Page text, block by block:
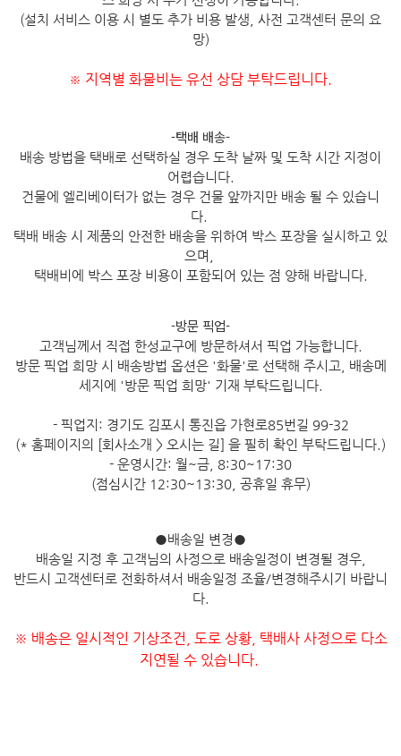
(설치 서비스 이용 시 별도 추가 비용 발생, 사전 고객센터 문의 요
망)
※ 지역별 화물비는 유선 상담 부탁드립니다.
-택배 배송-
배송 방법을 택배로 선택하실 경우 도착 날짜 및 도착 시간 지정이
어렵습니다.
건물에 엘리베이터가 없는 경우 건물 앞까지만 배송 될 수 있습니
다.
택배 배송 시 제품의 안전한 배송을 위하여 박스 포장을 실시하고 있
으며,
택배비에 박스 포장 비용이 포함되어 있는 점 양해 바랍니다.
-방문 픽업-
고객님께서 직접 한성교구에 방문하셔서 픽업 가능합니다.
방문 픽업 희망 시 배송방법 옵션은 '화물'로 선택해 주시고, 배송메
세지에 '방문 픽업 희망' 기재 부탁드립니다.
- 픽업지: 경기도 김포시 통진읍 가현로85번길 99-32
(* 홈페이지의 [회사소개 > 오시는 길] 을 필히 확인 부탁드립니다.)
- 운영시간: 월~금, 8:30~17:30
(점심시간 12:30~13:30, 공휴일 휴무)
●배송일 변경●
배송일 지정 후 고객님의 사정으로 배송일정이 변경될 경우,
반드시 고객센터로 전화하셔서 배송일정 조율/변경해주시기 바랍니
다.
※ 배송은 일시적인 기상조건, 도로 상황, 택배사 사정으로 다소
지연될 수 있습니다.